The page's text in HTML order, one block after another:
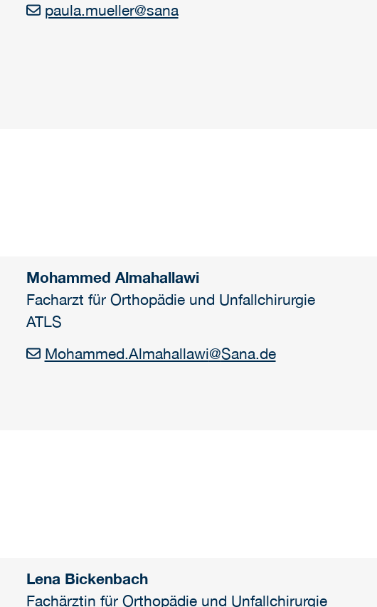
paula.mueller@sana
Mohammed Almahallawi
Facharzt für Orthopädie und Unfallchirurgie
ATLS
Mohammed.Almahallawi@Sana.de
Lena Bickenbach
Fachärztin für Orthopädie und Unfallchirurgie